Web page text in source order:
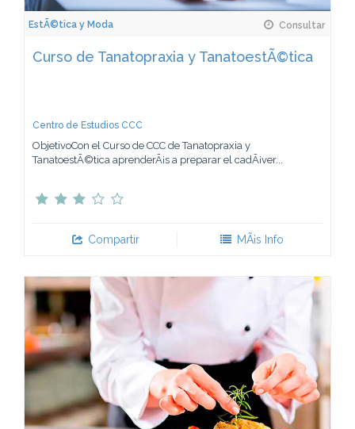
EstÃ©tica y Moda Consultar
Curso de Tanatopraxia y TanatoestÃ©tica
Centro de Estudios CCC
ObjetivoCon el Curso de CCC de Tanatopraxia y
TanatoestÃ©tica aprenderÃ¡s a preparar el cadÃ¡ver...
Compartir MÃ¡s Info